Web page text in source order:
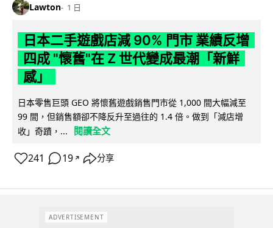
Lawton 1 日
日本二手遊戲店減 90% 門市 業績反增
四成 "懷舊"在 Z 世代變成最潮「新鮮
感」
日本零售巨頭 GEO 將懷舊遊戲銷售門市從 1,000 間大幅減至
99 間，但銷售額卻不降反升至過往的 1.4 倍。做到「減店增
收」奇蹟，...
閱讀全文
241 19 ↗ 分享
ADVERTISEMENT